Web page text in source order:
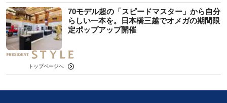
70モデル超の「スピードマスター」から自分
らしい一本を。日本橋三越でオメガの期間限
定ポップアップ開催
トップページへ